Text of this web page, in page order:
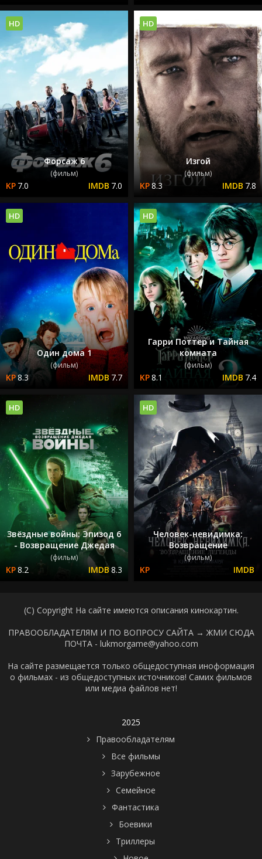
Форсаж 6
(фильм)
7.0 7.0
HD
Изгой
(фильм)
8.3 7.8
HD
Один дома 1
(фильм)
8.3 7.7
HD
Гарри Поттер и Тайная
комната
(фильм)
8.1 7.4
HD
Звёздные войны: Эпизод 6
- Возвращение Джедая
(фильм)
8.2 8.3
HD
Человек-невидимка:
Возвращение
(фильм)
HD
(C) Copyright На сайте имеются описания кинокартин.
ПРАВООБЛАДАТЕЛЯМ И ПО ВОПРОСУ САЙТА → ЖМИ СЮДА
ПОЧТА - lukmorgame@yahoo.com
На сайте размещается только общедоступная иноформация
о фильмах - из общедоступных источников! Самих фильмов
или медиа файлов нет!
2025
Правообладателям
Все фильмы
Зарубежное
Семейное
Фантастика
Боевики
Триллеры